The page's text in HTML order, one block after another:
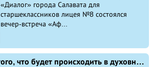
«Диалог» города Салавата для
старшеклассников лицея №8 состоялся
вечер-встреча «Аф...
Отец Алексей: «От того, что будет происходить в духовной жизни каждого из нас, зависит то, в каком мире будут жить наши дети». Часть пятая